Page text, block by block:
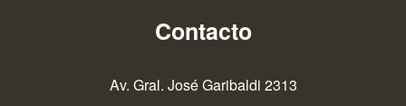
Contacto
Av. Gral. José Garibaldi 2313